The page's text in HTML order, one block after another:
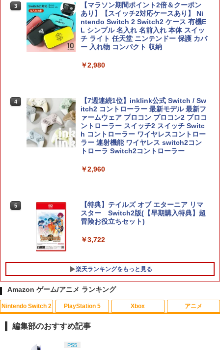
3
【マラソン期間ポイント2倍＆クーポン
あり】【スイッチ2対応ケースあり】 Ni
ntendo Switch 2 Switch2 ケース 有機E
L シンプル 名入れ 名前入れ 本体 スイッ
チ ライト 任天堂 ニンテンドー 保護 カバ
ー 入れ物 コンパクト 収納
￥2,980
4
【7週連続1位】inklink公式 Switch / Sw
itch2 コントローラー 最新モデル 最新フ
ァームウェア プロコン プロコン2 プロコ
ントローラー スイッチ2 スイッチ Switc
h コントローラー ワイヤレスコントロー
ラー 連射機能 ワイヤレス switch2コン
トローラ Switch2コントローラー
￥2,960
5
【特典】テイルズ オブ エターニア リマ
スター Switch2版(【早期購入特典】超
冒険お役立ちセット)
￥3,722
楽天ランキングをもっと見る
1
エイムアップリング FPS EVOgames 日
本製 天然ゴム 6個セット PS5 PS4 Switc
h プロコン PC コントローラー用 エイム
1
U.C.ガンダムBlu-rayライブラリーズ 機
動戦士ガンダム 逆襲のシャア【Blu-ra
y】 [ 古谷徹 ]
Amazon ゲーム/アニメ ランキング
Nintendo Switch 2 PlayStation 5 Xbox アニメ
編集部のおすすめ記事
PS5